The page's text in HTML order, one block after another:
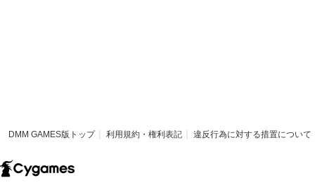
DMM GAMES版トップ 利用規約・権利表記 違反行為に対する措置について